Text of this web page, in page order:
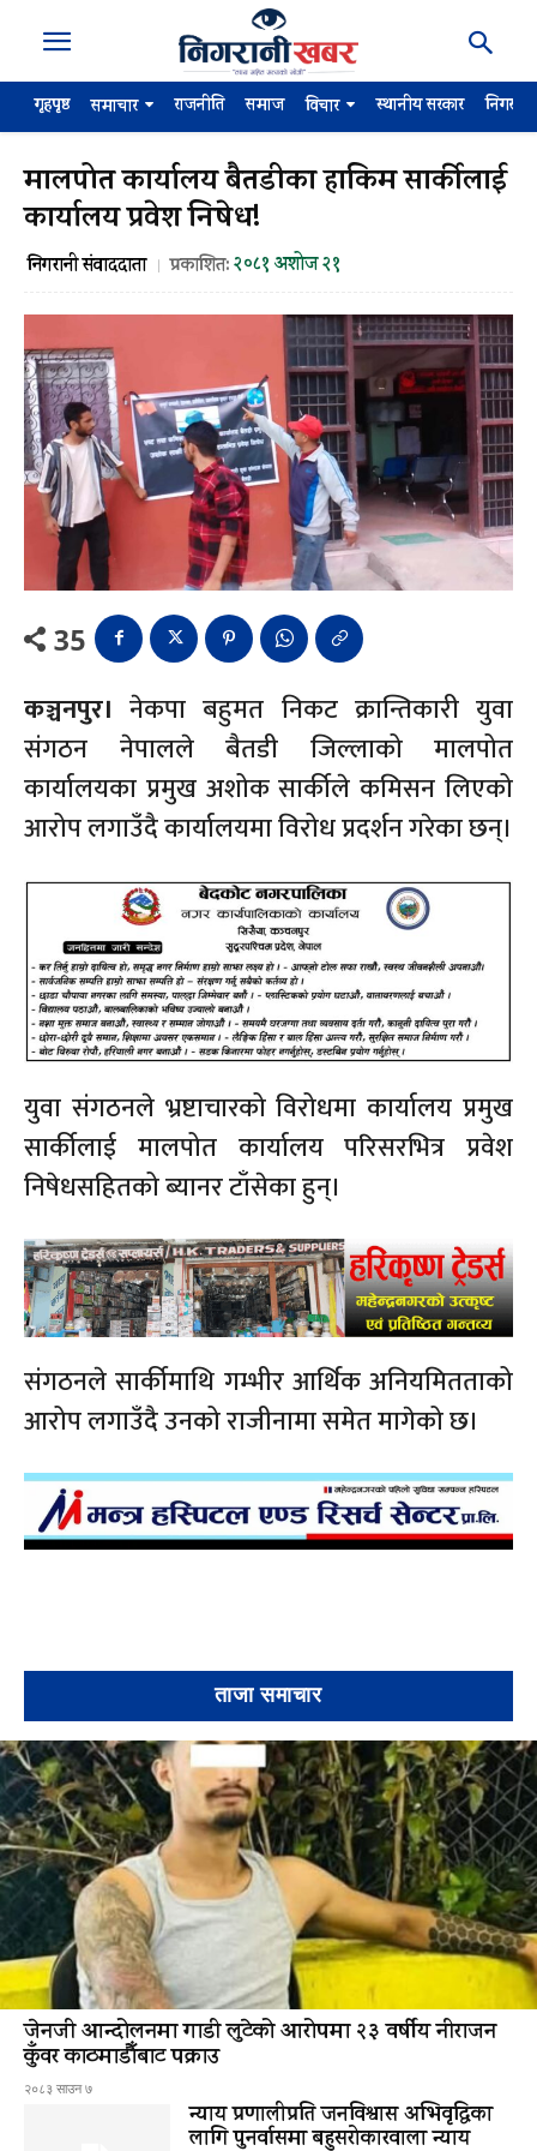
गृहपृष्ठ समाचार राजनीति समाज विचार स्थानीय सरकार
मालपोत कार्यालय बैतडीका हाकिम सार्कीलाई
कार्यालय प्रवेश निषेध!
निगरानी संवाददाता प्रकाशित:२०८१ अशोज २१
35
कञ्चनपुर। नेकपा बहुमत निकट क्रान्तिकारी युवा
संगठन नेपालले बैतडी जिल्लाको मालपोत
कार्यालयका प्रमुख अशोक सार्कीले कमिसन लिएको
आरोप लगाउँदै कार्यालयमा विरोध प्रदर्शन गरेका छन्।
युवा संगठनले भ्रष्टाचारको विरोधमा कार्यालय प्रमुख
सार्कीलाई मालपोत कार्यालय परिसरभित्र प्रवेश
निषेधसहितको ब्यानर टाँसेका हुन्।
संगठनले सार्कीमाथि गम्भीर आर्थिक अनियमितताको
आरोप लगाउँदै उनको राजीनामा समेत मागेको छ।
ताजा समाचार
जेनजी आन्दोलनमा गाडी लुटेको आरोपमा २३ वर्षीय नीराजन
कुँवर काठमाडौँबाट पक्राउ
२०८३ साउन ७
न्याय प्रणालीप्रति जनविश्वास अभिवृद्धिका
लागि पुनर्वासमा बहुसरोकारवाला न्याय